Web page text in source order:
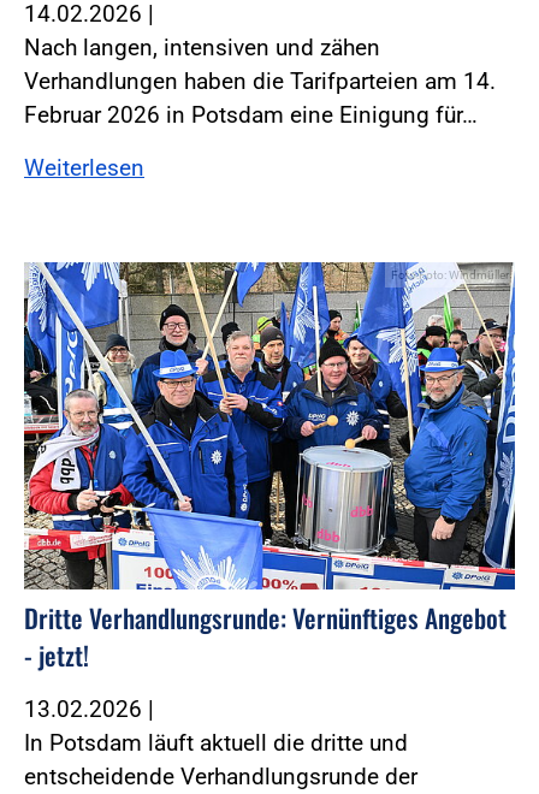
14.02.2026 |
Nach langen, intensiven und zähen
Verhandlungen haben die Tarifparteien am 14.
Februar 2026 in Potsdam eine Einigung für…
Weiterlesen
Foto:Foto: Windmüller
Dritte Verhandlungsrunde: Vernünftiges Angebot
- jetzt!
13.02.2026 |
In Potsdam läuft aktuell die dritte und
entscheidende Verhandlungsrunde der